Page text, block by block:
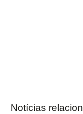
Notícias